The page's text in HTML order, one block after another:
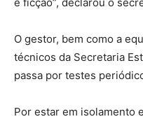
O gestor, bem como a
técnicos da Secretaria
passa por testes
Por estar em isolamento